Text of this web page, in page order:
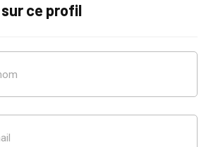
ce profil